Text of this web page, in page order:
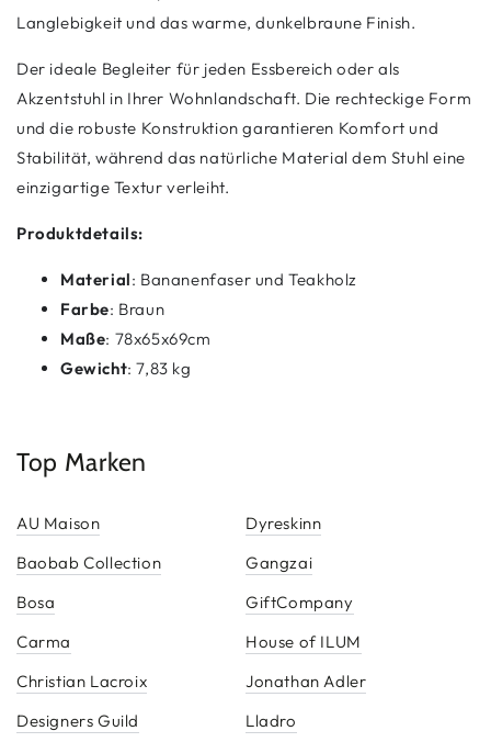
Langlebigkeit und das warme, dunkelbraune Finish.
Der ideale Begleiter für jeden Essbereich oder als
Akzentstuhl in Ihrer Wohnlandschaft. Die rechteckige Form
und die robuste Konstruktion garantieren Komfort und
Stabilität, während das natürliche Material dem Stuhl eine
einzigartige Textur verleiht.
Produktdetails:
Material: Bananenfaser und Teakholz
Farbe: Braun
Maße: 78x65x69cm
Gewicht: 7,83 kg
Top Marken
AU Maison
Baobab Collection
Bosa
Carma
Christian Lacroix
Designers Guild
Dyreskinn
Gangzai
GiftCompany
House of ILUM
Jonathan Adler
Lladro